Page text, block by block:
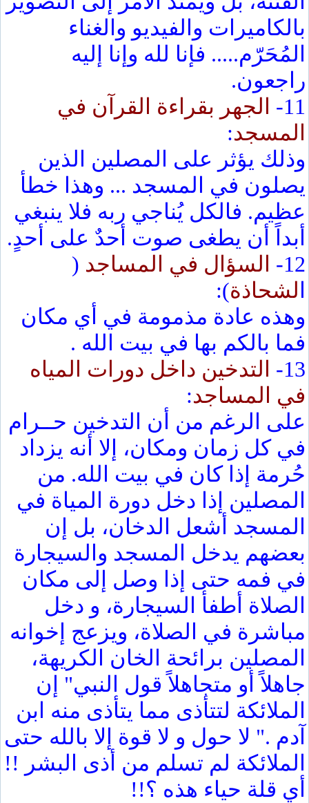
بالكاميرات والفيديو والغناء
المُحَرّم..... فإنا لله وإنا إليه
راجعون.
11-
الجهر بقراءة القرآن في
المسجد:
وذلك يؤثر على المصلين الذين
يصلون في المسجد ... وهذا خطأ
عظيم. فالكل يُناجي ربه فلا ينبغي
أبداً أن يطغى صوت أحدٌ على أحدٍ.
12-
السؤال في المساجد (
لشحاذة):
وهذه عادة مذمومة في أي مكان
فما بالكم بها في بيت الله .
13-
التدخين داخل دورات المياه
في المساجد:
على الرغم من أن التدخين حــرام
في كل زمان ومكان، إلا أنه يزداد
حُرمة إذا كان في بيت الله. من
المصلين إذا دخل دورة المياة في
المسجد أشعل الدخان، بل إن
بعضهم يدخل المسجد والسيجارة
في فمه حتى إذا وصل إلى مكان
الصلاة أطفأ السيجارة، و دخل
مباشرة في الصلاة، ويزعج إخوانه
المصلين برائحة الخان الكريهة،
جاهلاً أو متجاهلاً قول النبي" إن
الملائكة لتتأذى مما يتأذى منه ابن
آدم ." لا حول و لا قوة إلا بالله حتى
الملائكة لم تسلم من أذى البشر !!
أي قلة حياء هذه ؟!!